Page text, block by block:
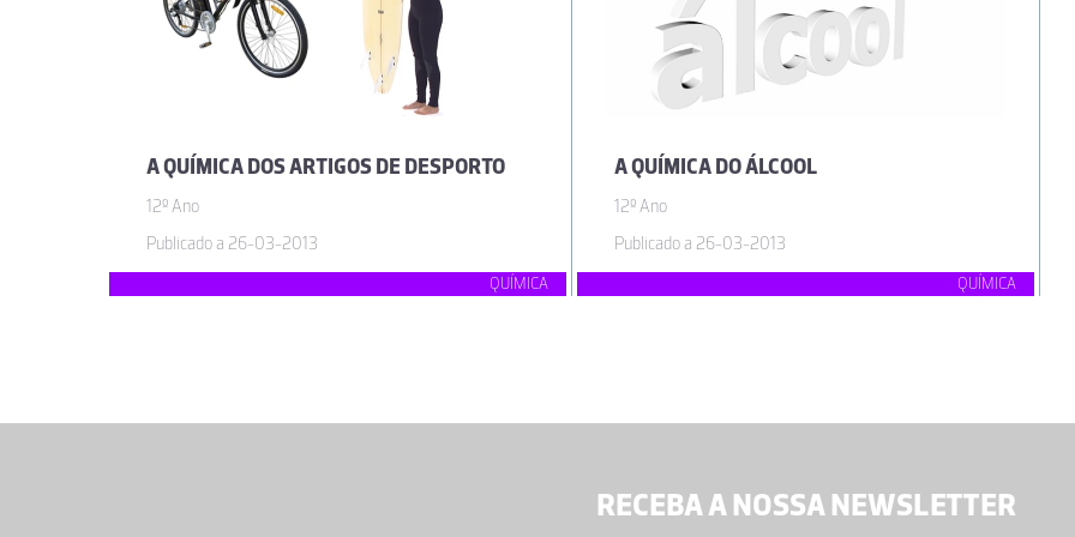
A QUÍMICA DOS ARTIGOS DE DESPORTO
12º Ano
Publicado a 26-03-2013
QUÍMICA
A QUÍMICA DO ÁLCOOL
12º Ano
Publicado a 26-03-2013
QUÍMICA
RECEBA A NOSSA NEWSLETTER